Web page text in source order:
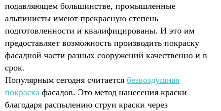
подавляющем большинстве, промышленные
альпинисты имеют прекрасную степень
подготовленности и квалифицированы. И это им
предоставляет возможность производить покраску
фасадной части разных сооружений качественно и в
срок.
Популярным сегодня считается безвоздушная
покраска фасадов. Это метод нанесения краски
благодаря распылению струи краски через